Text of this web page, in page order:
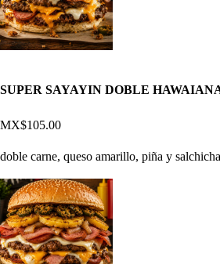
SUPER SAYAYIN DOBLE
MX$105.00
doble carne, queso amarillo, piña y